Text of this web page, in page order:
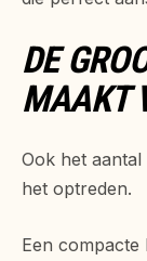
DE
MAAKT
Ook het
het optreden.
Een